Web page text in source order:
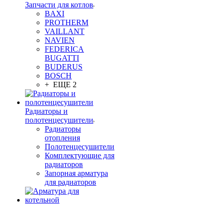
Запчасти для котлов
BAXI
PROTHERM
VAILLANT
NAVIEN
FEDERICA
BUGATTI
BUDERUS
BOSCH
+ ЕЩЕ 2
Радиаторы и
полотенцесушители
Радиаторы
отопления
Полотенцесушители
Комплектующие для
радиаторов
Запорная арматура
для радиаторов